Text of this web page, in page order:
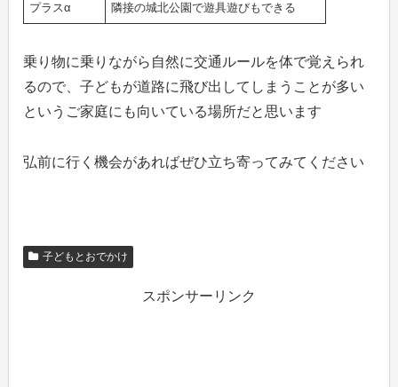
プラスα 隣接の城北公園で遊具遊びもできる
乗り物に乗りながら自然に交通ルールを体で覚えられ
るので、子どもが道路に飛び出してしまうことが多い
というご家庭にも向いている場所だと思います
弘前に行く機会があればぜひ立ち寄ってみてください
子どもとおでかけ
スポンサーリンク